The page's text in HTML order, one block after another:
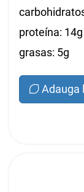
proteína: 14g
grasas: 5g
Adauga